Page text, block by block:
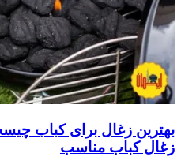
بهترین زغال برای کباب
زغال کباب مناسب